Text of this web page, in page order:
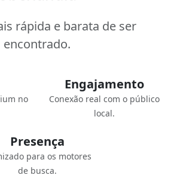
rápida e barata de ser
encontrado.
no
Engajamento
Conexão real com o público
local.
Presença
para os motores
de busca.